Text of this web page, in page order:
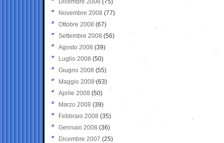
Dicembre 2008 (75)
Novembre 2008 (77)
Ottobre 2008 (67)
Settembre 2008 (56)
Agosto 2008 (39)
Luglio 2008 (50)
Giugno 2008 (55)
Maggio 2008(63)
Aprile 2008 (50)
Marzo 2008 (39)
Febbraio 2008 (35)
Gennaio 2008 (36)
Dicembre 2007 (25)